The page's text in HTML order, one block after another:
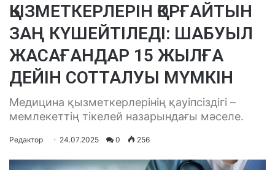
ҚЫЗМЕТКЕРЛЕРІН ҚОРҒАЙТЫН
ЗАҢ КҮШЕЙТІЛЕДІ: ШАБУЫЛ
ЖАСАҒАНДАР 15 ЖЫЛҒА
ДЕЙІН СОТТАЛУЫ МҮМКІН
Медицина қызметкерлерінің қауіпсіздігі –
мемлекеттің тікелей назарындағы мәселе.
Редактор 24.07.2025 0 256